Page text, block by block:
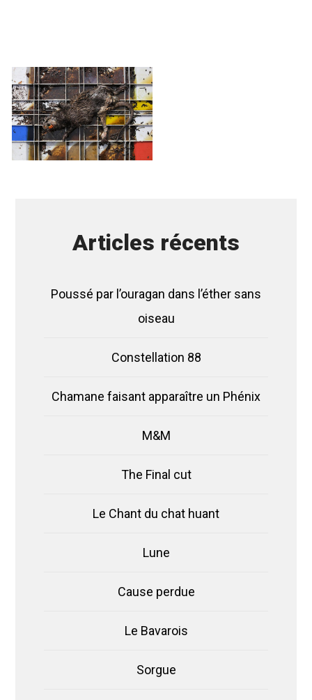
Articles récents
Poussé par l’ouragan dans l’éther sans
oiseau
Constellation 88
Chamane faisant apparaître un Phénix
M&M
The Final cut
Le Chant du chat huant
Lune
Cause perdue
Le Bavarois
Sorgue